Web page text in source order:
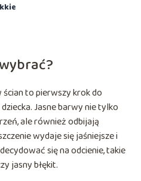
to pierwszy krok do
Jasne barwy nie tylko
ale również odbijają
wydaje się jaśniejsze i
się na odcienie, takie
jasny błękit.